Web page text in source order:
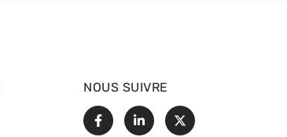
NOUS SUIVRE
FacebookLinkedin
X